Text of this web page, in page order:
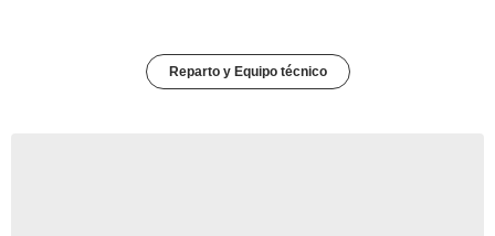
Reparto y Equipo técnico